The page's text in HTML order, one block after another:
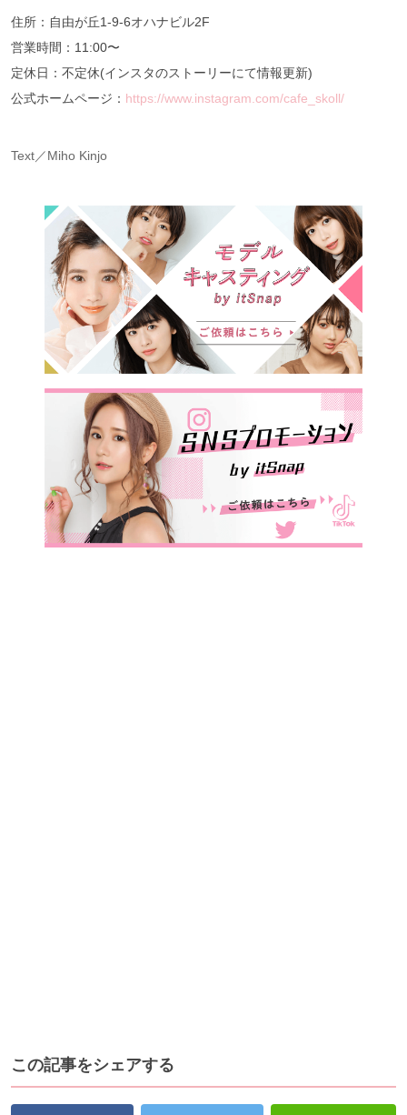
住所：自由が丘1-9-6オハナビル2F
営業時間：11:00〜
定休日：不定休(インスタのストーリーにて情報更新)
公式ホームページ： https://www.instagram.com/cafe_skoll/
Text／Miho Kinjo
この記事をシェアする